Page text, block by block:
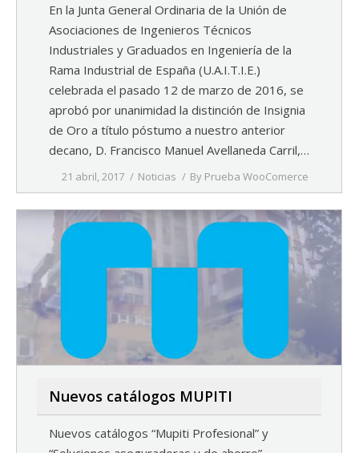
En la Junta General Ordinaria de la Unión de
Asociaciones de Ingenieros Técnicos
Industriales y Graduados en Ingeniería de la
Rama Industrial de España (U.A.I.T.I.E.)
celebrada el pasado 12 de marzo de 2016, se
aprobó por unanimidad la distinción de Insignia
de Oro a título póstumo a nuestro anterior
decano, D. Francisco Manuel Avellaneda Carril,…
21 abril, 2017 Noticias By Prueba WooComerce
Nuevos catálogos MUPITI
Nuevos catálogos “Mupiti Profesional” y